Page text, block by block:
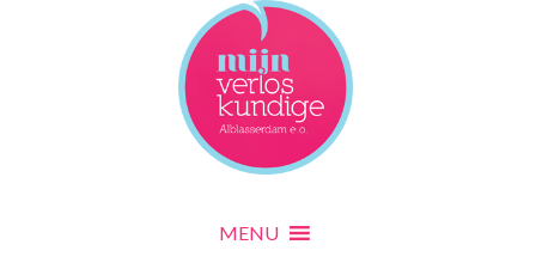
MENU
MENUMENU
Home
Informatie
Zwanger
De verloskundige
Zorgpad
Zwangerschapscontroles
Prenatale screening